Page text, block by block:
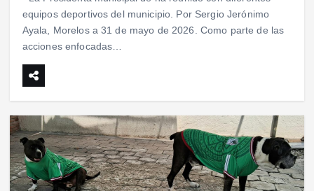
equipos deportivos del municipio. Por Sergio Jerónimo
Ayala, Morelos a 31 de mayo de 2026. Como parte de las
acciones enfocadas…